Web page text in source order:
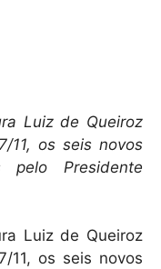
Luiz de Queiroz
11, os seis novos
pelo Presidente
Luiz de Queiroz
11, os seis novos